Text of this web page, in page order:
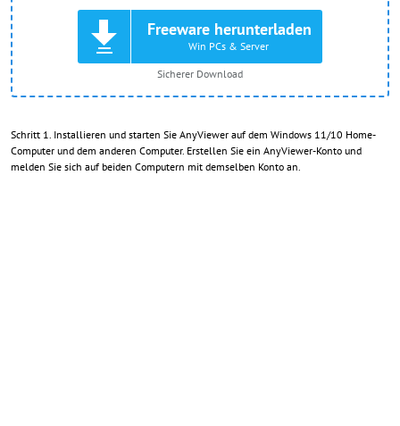
Freeware herunterladen
Win PCs & Server
Sicherer Download
Schritt 1. Installieren und starten Sie AnyViewer auf dem Windows 11/10 Home-
Computer und dem anderen Computer. Erstellen Sie ein AnyViewer-Konto und
melden Sie sich auf beiden Computern mit demselben Konto an.